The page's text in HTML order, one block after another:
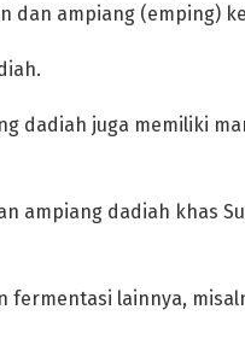
dan ampiang (emping)
dadiah juga memiliki
ampiang dadiah khas
fermentasi lainnya,